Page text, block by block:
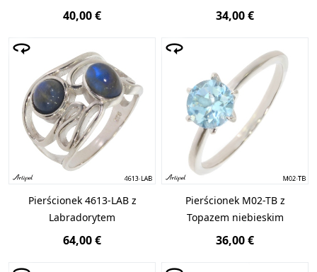
40,00 € 34,00 €
Pierścionek 4613-LAB z
Labradorytem
64,00 €
Pierścionek M02-TB z
Topazem niebieskim
36,00 €